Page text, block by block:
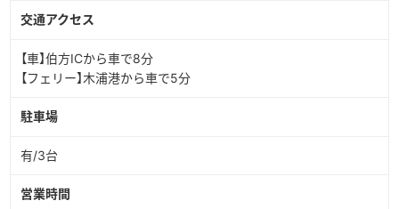
交通アクセス
【車】伯方ICから車で8分
【フェリー】木浦港から車で5分
駐車場
有/3台
営業時間